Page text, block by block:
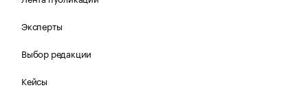
Эксперты
Выбор редакции
Кейсы